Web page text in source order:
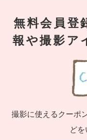
無料会員登
報や撮影ア
撮影に使えるクーポ
どを